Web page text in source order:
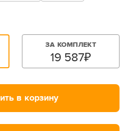
ЗА КОМПЛЕКТ
19 587₽
в корзину